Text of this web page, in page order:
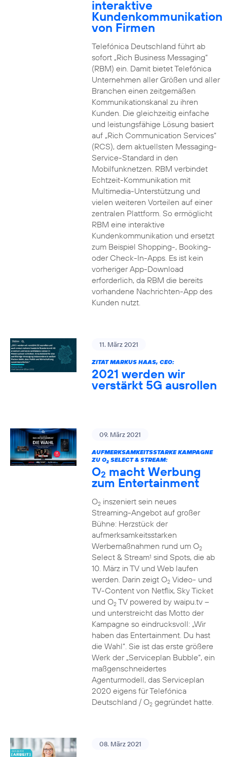
interaktive
Kundenkommunikation
von Firmen
Telefónica Deutschland führt ab
sofort „Rich Business Messaging“
(RBM) ein. Damit bietet Telefónica
Unternehmen aller Größen und aller
Branchen einen zeitgemäßen
Kommunikationskanal zu ihren
Kunden. Die gleichzeitig einfache
und leistungsfähige Lösung basiert
auf „Rich Communication Services“
(RCS), dem aktuellsten Messaging-
Service-Standard in den
Mobilfunknetzen. RBM verbindet
Echtzeit-Kommunikation mit
Multimedia-Unterstützung und
vielen weiteren Vorteilen auf einer
zentralen Plattform. So ermöglicht
RBM eine interaktive
Kundenkommunikation und ersetzt
zum Beispiel Shopping-, Booking-
oder Check-In-Apps. Es ist kein
vorheriger App-Download
erforderlich, da RBM die bereits
vorhandene Nachrichten-App des
Kunden nutzt.
11. März 2021
ZITAT MARKUS HAAS, CEO:
2021 werden wir
verstärkt 5G ausrollen
09. März 2021
AUFMERKSAMKEITSSTARKE KAMPAGNE
ZU O2SELECT & STREAM:
O2 macht Werbung
zum Entertainment
O2inszeniert sein neues
Streaming-Angebot auf großer
Bühne: Herzstück der
aufmerksamkeitsstarken
Werbemaßnahmen rund um O2
Select & Stream1 sind Spots, die ab
10. März in TV und Web laufen
werden. Darin zeigt O2Video- und
TV-Content von Netflix, Sky Ticket
und O2TV powered by waipu.tv –
und unterstreicht das Motto der
Kampagne so eindrucksvoll: „Wir
haben das Entertainment. Du hast
die Wahl“. Sie ist das erste größere
Werk der „Serviceplan Bubble“, ein
maßgenschneidertes
Agenturmodell, das Serviceplan
2020 eigens für Telefónica
Deutschland / O2gegründet hatte.
08. März 2021